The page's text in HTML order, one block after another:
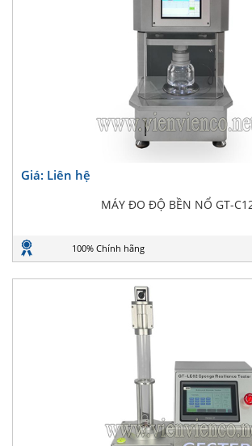
Giá: Liên hệ
MÁY ĐO ĐỘ BỀN NỔ GT-
100% Chính hãng